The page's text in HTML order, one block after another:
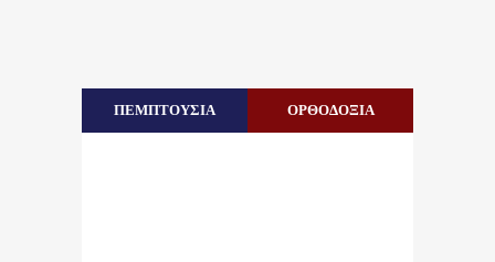
ΠΕΜΠΤΟΥΣΙΑ ΟΡΘΟΔΟΞΙΑ